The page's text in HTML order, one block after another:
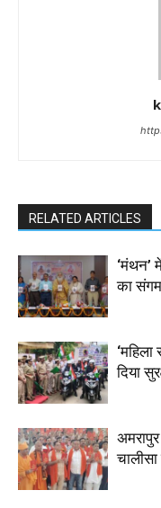
RELATED ARTICLES
‘मंथन’
का संगम
दिया
चालीसा